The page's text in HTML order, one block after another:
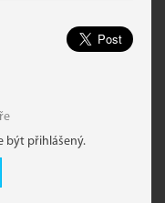
být přihlášený.